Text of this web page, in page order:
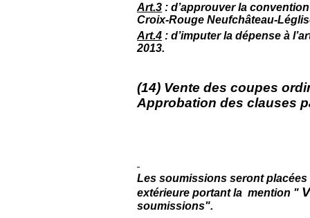
Art.3 : d’approuver la
Croix-Rouge Neufchâteau-
Art.4 : d’imputer la dépense à
2013.
(14) Vente des coupes
Approbation des clauses
Les soumissions seront
extérieure portant la mention "
soumissions".